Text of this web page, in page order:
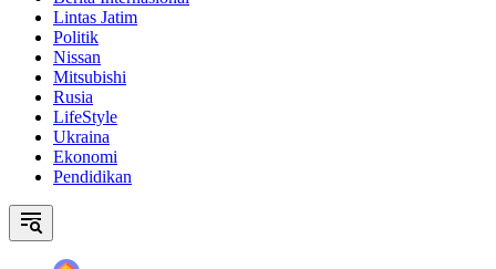
Lintas Jatim
Politik
Nissan
Mitsubishi
Rusia
LifeStyle
Ukraina
Ekonomi
Pendidikan